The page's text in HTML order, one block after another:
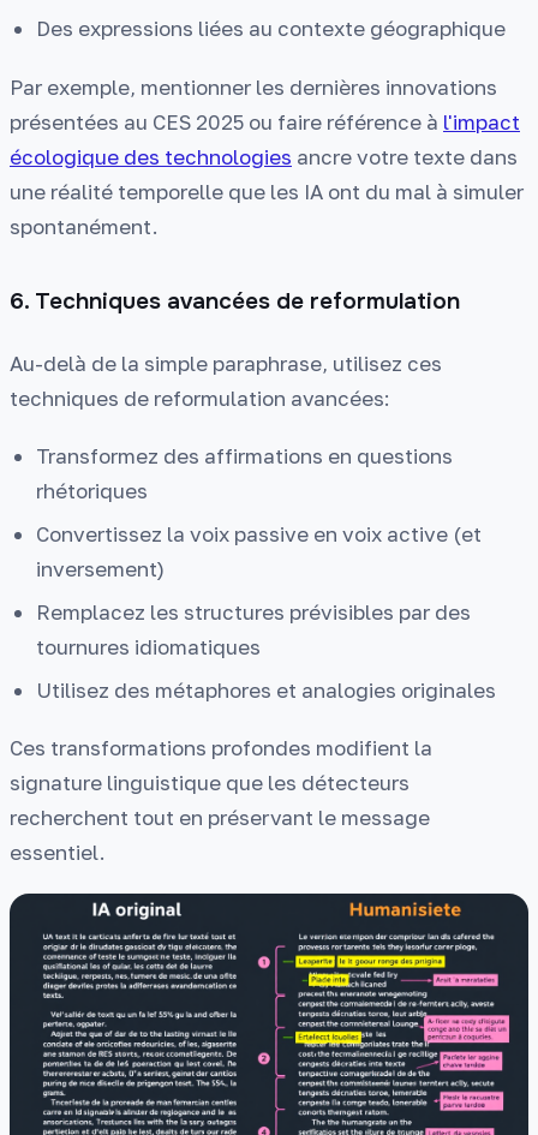
Des expressions liées au contexte géographique
Par exemple, mentionner les dernières innovations
présentées au CES 2025 ou faire référence à l'impact
écologique des technologies ancre votre texte dans
une réalité temporelle que les IA ont du mal à simuler
spontanément.
6. Techniques avancées de reformulation
Au-delà de la simple paraphrase, utilisez ces
techniques de reformulation avancées:
Transformez des affirmations en questions
rhétoriques
Convertissez la voix passive en voix active (et
inversement)
Remplacez les structures prévisibles par des
tournures idiomatiques
Utilisez des métaphores et analogies originales
Ces transformations profondes modifient la
signature linguistique que les détecteurs
recherchent tout en préservant le message
essentiel.